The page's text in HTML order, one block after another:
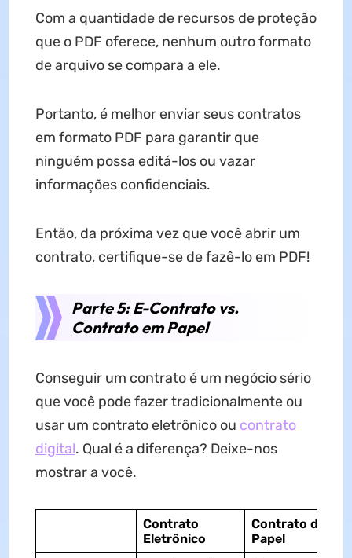
Com a quantidade de recursos de proteção
que o PDF oferece, nenhum outro formato
de arquivo se compara a ele.
Portanto, é melhor enviar seus contratos
em formato PDF para garantir que
ninguém possa editá-los ou vazar
informações confidenciais.
Então, da próxima vez que você abrir um
contrato, certifique-se de fazê-lo em PDF!
Parte 5: E-Contrato vs.
Contrato em Papel
Conseguir um contrato é um negócio sério
que você pode fazer tradicionalmente ou
usar um contrato eletrônico ou contrato
digital. Qual é a diferença? Deixe-nos
mostrar a você.
Contrato
Eletrônico
Contrato de
Papel